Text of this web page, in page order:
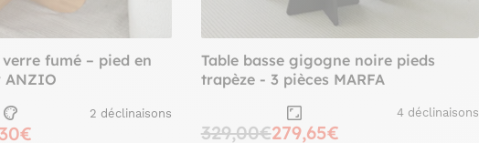
verre fumé – pied en
ANZIO
2 déclinaisons
Table basse gigogne noire pieds
trapèze - 3 pièces MARFA
4 déclinaisons
329,00€279,65€